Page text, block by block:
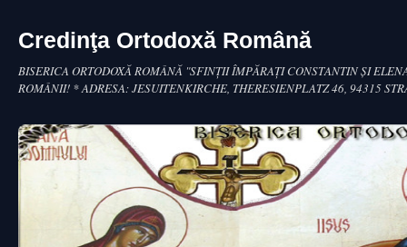
Credinţa Ortodoxă Română
BISERICA ORTODOXĂ ROMÂNĂ "SFINŢII ÎMPĂRAŢI CONSTANTIN ŞI
ROMÂNII! * ADRESA: JESUITENKIRCHE, THERESIENPLATZ 46, 94315